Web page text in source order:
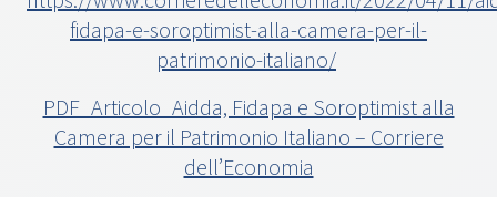
fidapa-e-soroptimist-alla-camera-per-il-
patrimonio-italiano/
PDF_Articolo_Aidda, Fidapa e Soroptimist alla
Camera per il Patrimonio Italiano – Corriere
dell’Economia